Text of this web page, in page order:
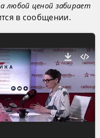
любой ценой забирает
в сообщении.